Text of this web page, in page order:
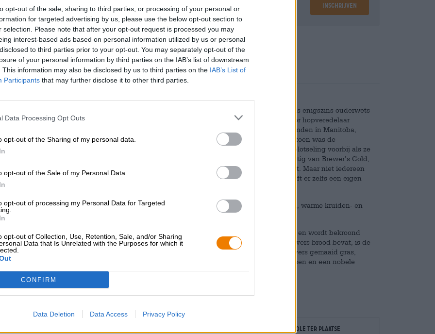
opt-out of the sale, sharing to third parties, or processing of your personal or
for targeted advertising by us, please use the below opt-out section to
selection. Please note that after your opt-out request is processed you may
interest-based ads based on personal information utilized by us or personal
to third parties prior to your opt-out. You may separately opt-out of the
of your personal information by third parties on the IAB’s list of downstream
This information may also be disclosed by us to third parties on the IAB’s List of
Participants that may further disclose it to other third parties.
Data Processing Opt Outs
opt-out of the Sharing of my personal data.
opt-out of the Sale of my Personal Data.
opt-out of processing my Personal Data for Targeted
opt-out of Collection, Use, Retention, Sale, and/or Sharing
Data that Is Unrelated with the Purposes for which it
CONFIRM
Data Deletion Data Access Privacy Policy
Inschrijven
* Prijzen zijn inclusief wettelijke BTW. PlusScheepvaart plusDeponeren
* Prijzen zijn inclusief accijns
Omschrijving Info Beoordelingen (0)
Brewer’s Gold is een hopsoort die in de moderne wereld van ambachtelijk bier als enigszins ouderwets
wordt beschouwd. Het komt uit Groot-Brittannië en werd in 1919 ontwikkeld door hopveredelaar
Ernest Stanley Salmon. De variëteit is een afstammeling van een wilde hop gevonden in Manitoba,
Canada. Aanvankelijk genoot het groene goud een grote populariteit, maar ook toen was de
bierbusiness onderhevig aan een snel bewegend ritme en waren trends net zo plotseling voorbij als ze
verschenen. Enkele van de meest populaire variëteiten van vandaag zijn afkomstig van Brewer’s Gold,
waaronder favorieten uit de ambachtelijke bierscene zoals Centennial en Nugget. Maar niet iedereen
heeft de klassieker de rug toegekeerd: de Sauerlandse brouwerij Warsteiner heeft er zelfs een eigen
Brewers Gold van Warsteiner is een stevig boerenbier dat de elegante bitterheid, warme kruiden- en
Het brouwsel wordt gepresenteerd in een delicaat gewolkt oud goud in het glas en wordt bekroond
met een handbreedte ivoorkleurig schuim. Terwijl de geur vooral hints van ovenvers brood bevat, is de
smaak veel gevarieerder. Sterk gebrande mout combineert met romige karamel, vers gemaaid gras,
kruidige gist en knapperige broodkorst tot een sensueel genot. Een vleugje bessen en een nobele
bitterheid ronden het profiel harmonieus af.
Controle ter plaatse